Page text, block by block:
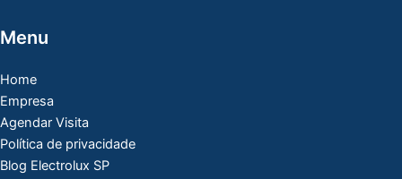
Menu
Home
Empresa
Agendar Visita
Política de privacidade
Blog Electrolux SP